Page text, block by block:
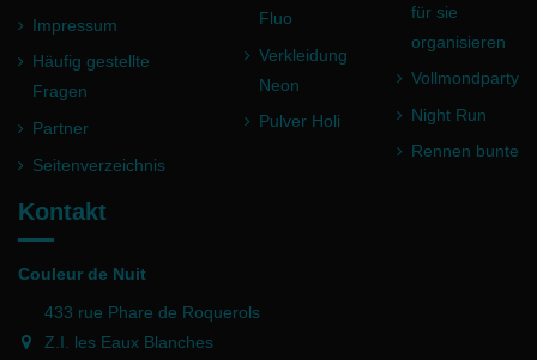
Impressum
Häufig gestellte
Fragen
Partner
Seitenverzeichnis
Fluo
Verkleidung
Neon
Pulver Holi
für sie
organisieren
Vollmondparty
Night Run
Rennen bunte
Kontakt
Couleur de Nuit
433 rue Phare de Roquerols
Z.I. les Eaux Blanches